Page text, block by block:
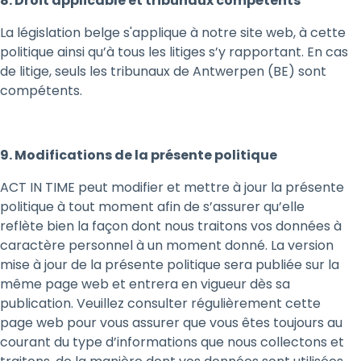
La législation belge s'applique à notre site web, à cette
politique ainsi qu’à tous les litiges s’y rapportant. En cas
de litige, seuls les tribunaux de Antwerpen (BE) sont
compétents.
9. Modifications de la présente politique
ACT IN TIME peut modifier et mettre à jour la présente
politique à tout moment afin de s’assurer qu’elle
reflète bien la façon dont nous traitons vos données à
caractère personnel à un moment donné. La version
mise à jour de la présente politique sera publiée sur la
même page web et entrera en vigueur dès sa
publication. Veuillez consulter régulièrement cette
page web pour vous assurer que vous êtes toujours au
courant du type d’informations que nous collectons et